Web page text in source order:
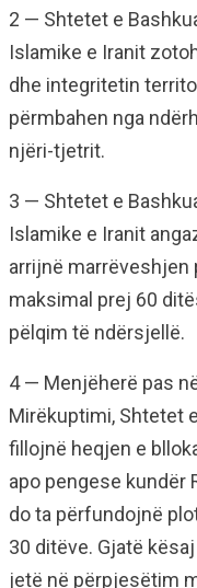
2 — Shtetet e
Islamike e Iranit
dhe integritetin
përmbahen nga
njëri-tjetrit.
3 — Shtetet e
Islamike e Iranit
arrijnë marrëveshjen
maksimal prej 60
pëlqim të ndërsjellë.
4 — Menjëherë pas
Mirëkuptimi, Shtetet
fillojnë heqjen e
apo pengese kundër
do ta përfundojnë
30 ditëve. Gjatë
jetë në përpjesëtim